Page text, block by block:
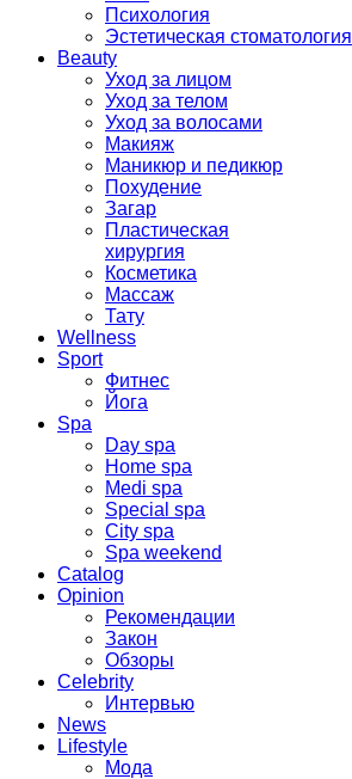
Психология
Эстетическая стоматология
Beauty
Уход за лицом
Уход за телом
Уход за волосами
Макияж
Маникюр и педикюр
Похудение
Загар
Пластическая
хирургия
Косметика
Массаж
Тату
Wellness
Sport
Фитнес
Йога
Spa
Day spa
Home spa
Medi spa
Special spa
City spa
Spa weekend
Catalog
Opinion
Рекомендации
Закон
Обзоры
Celebrity
Интервью
News
Lifestyle
Мода